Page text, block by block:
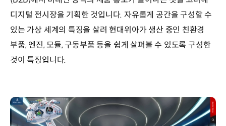
디지털 전시장을 기획한 것입니다. 자유롭게 공간을 구성할 수
있는 가상 세계의 특징을 살려 현대위아가 생산 중인 친환경
부품, 엔진, 모듈, 구동부품 등을 쉽게 살펴볼 수 있도록 구성한
것이 특징입니다.